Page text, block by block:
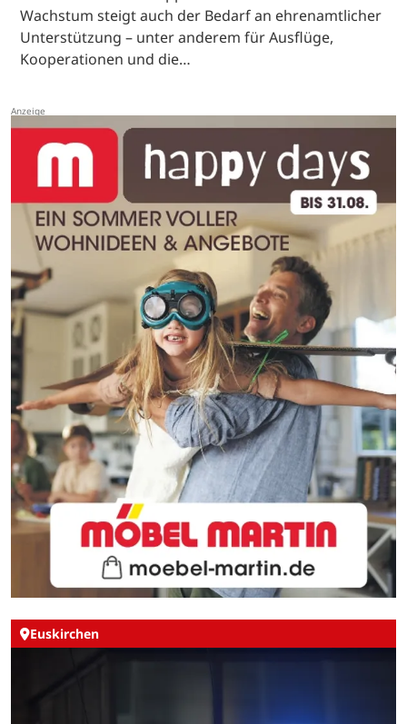
Wachstum steigt auch der Bedarf an ehrenamtlicher
Unterstützung – unter anderem für Ausflüge,
Kooperationen und die…
Euskirchen